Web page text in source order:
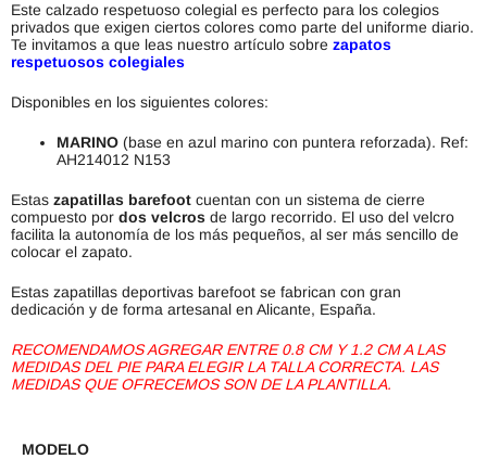
Este calzado respetuoso colegial es perfecto para los colegios
privados que exigen ciertos colores como parte del uniforme diario.
Te invitamos a que leas nuestro artículo sobre zapatos
respetuosos colegiales
Disponibles en los siguientes colores:
MARINO (base en azul marino con puntera reforzada). Ref:
AH214012 N153
Estas zapatillas barefoot cuentan con un sistema de cierre
compuesto por dos velcros de largo recorrido. El uso del velcro
facilita la autonomía de los más pequeños, al ser más sencillo de
colocar el zapato.
Estas zapatillas deportivas barefoot se fabrican con gran
dedicación y de forma artesanal en Alicante, España.
RECOMENDAMOS AGREGAR ENTRE 0.8 CM Y 1.2 CM A LAS
MEDIDAS DEL PIE PARA ELEGIR LA TALLA CORRECTA. LAS
MEDIDAS QUE OFRECEMOS SON DE LA PLANTILLA.
MODELO